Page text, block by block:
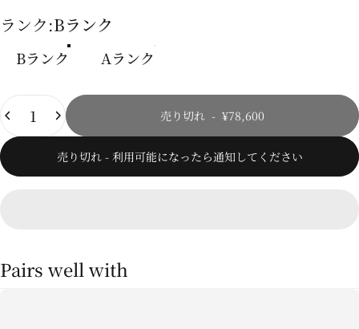
ランク
ランク:Bランク
Bランク Aランク
売り切れ - ¥78,600
売り切れ - 利用可能になったら通知してください
Pairs well with